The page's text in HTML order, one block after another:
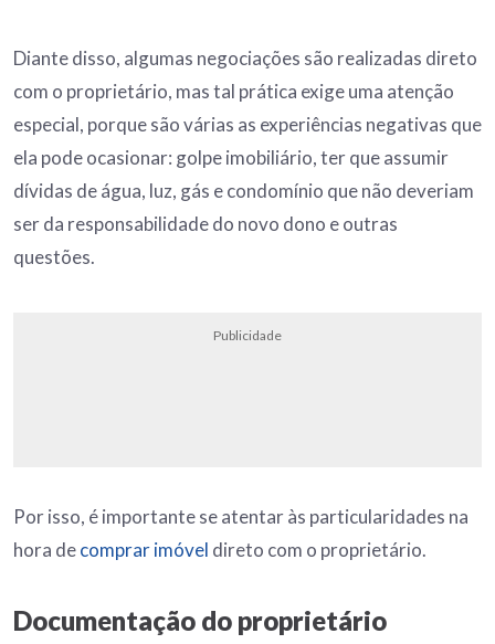
Diante disso, algumas negociações são realizadas direto
com o proprietário, mas tal prática exige uma atenção
especial, porque são várias as experiências negativas que
ela pode ocasionar: golpe imobiliário, ter que assumir
dívidas de água, luz, gás e condomínio que não deveriam
ser da responsabilidade do novo dono e outras
questões.
Publicidade
Por isso, é importante se atentar às particularidades na
hora decomprar imóvel direto com o proprietário.
Documentação do proprietário